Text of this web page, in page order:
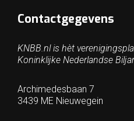
Contactgegevens
KNBB.nl is hèt
Koninklijke Nederlandse
Archimedesbaan 7
3439 ME Nieuwegein